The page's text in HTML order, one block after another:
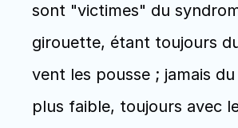
sont "victimes" du
girouette, étant toujours
vent les pousse ; jamais
plus faible, toujours avec